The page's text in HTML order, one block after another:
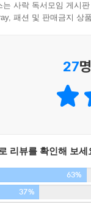
사락 독서모임 게시
패션 및 판매금지 상
27
리뷰를 확인해 보세
63%
37%